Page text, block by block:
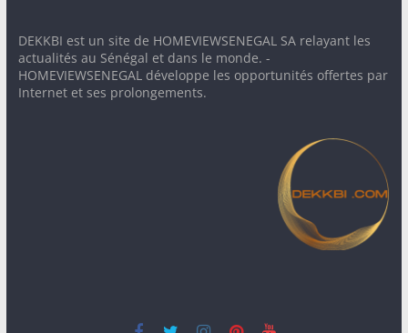
DEKKBI est un site de HOMEVIEWSENEGAL SA relayant les
actualités au Sénégal et dans le monde. -
HOMEVIEWSENEGAL développe les opportunités offertes par
Internet et ses prolongements.